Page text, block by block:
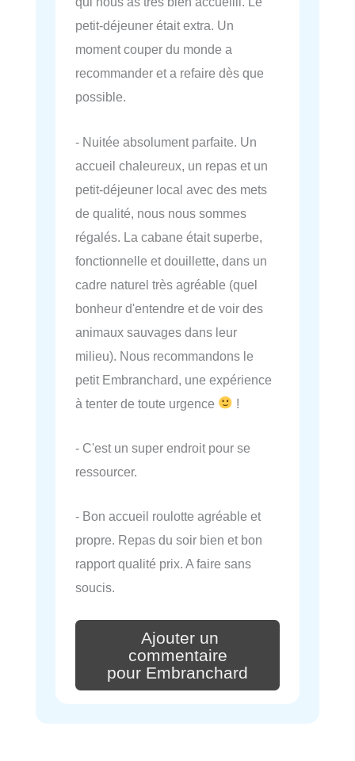
petit-déjeuner était extra. Un
moment couper du monde a
recommander et a refaire dès que
possible.
- Nuitée absolument parfaite. Un
accueil chaleureux, un repas et un
petit-déjeuner local avec des mets
de qualité, nous nous sommes
régalés. La cabane était superbe,
fonctionnelle et douillette, dans un
cadre naturel très agréable (quel
bonheur d'entendre et de voir des
animaux sauvages dans leur
milieu). Nous recommandons le
petit Embranchard, une expérience
à tenter de toute urgence
!
- C'est un super endroit pour se
ressourcer.
- Bon accueil roulotte agréable et
propre. Repas du soir bien et bon
rapport qualité prix. A faire sans
soucis.
Ajouter un
commentaire
pour Embranchard